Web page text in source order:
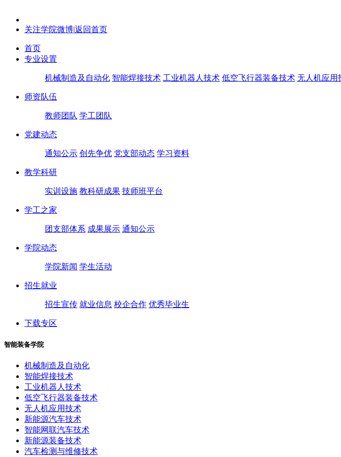
关注学院微博|返回首页
首页
专业设置
机械制造及自动化 智能焊接技术 工业机器人技术 低空飞行器装备技术 无人机应用
师资队伍
教师团队 学工团队
党建动态
通知公示 创先争优 党支部动态 学习资料
教学科研
实训设施 教科研成果 技师班平台
学工之家
团支部体系 成果展示 通知公示
学院动态
学院新闻 学生活动
招生就业
招生宣传 就业信息 校企合作 优秀毕业生
下载专区
智能装备学院
机械制造及自动化
智能焊接技术
工业机器人技术
低空飞行器装备技术
无人机应用技术
新能源汽车技术
智能网联汽车技术
新能源装备技术
汽车检测与维修技术